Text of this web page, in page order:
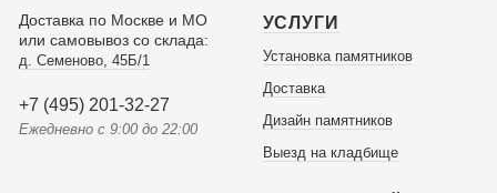
Доставка по Москве и МО
или самовывоз со склада:
д. Семеново, 45Б/1
+7 (495) 201-32-27
Ежедневно с 9:00 до 22:00
УСЛУГИ
Установка памятников
Доставка
Дизайн памятников
Выезд на кладбище